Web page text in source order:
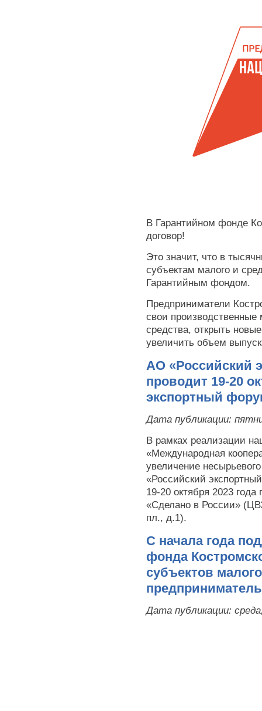
В Гарантийном фонде
договор!
Это значит, что в
субъектам малого и
Гарантийным фондом.
Предприниматели
свои
средства, открыть
увеличить объем
АО «Российский
проводит 19-20
экспортный
Дата публикации:
В рамках реализации
«Международная
увеличение
«Российский
19-20 октября 2023
«Сделано в России»
пл., д.1).
С начала года
фонда
субъектов
Дата публикации: